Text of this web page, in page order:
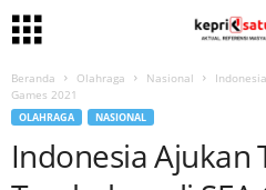
Beranda Olahraga Nasional
Games 2021
OLAHRAGA NASIONAL
Indonesia Ajukan